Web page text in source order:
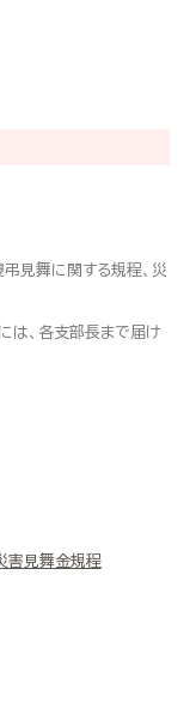
見舞に関する規程、災
は、各支部長まで届け
害見舞金規程